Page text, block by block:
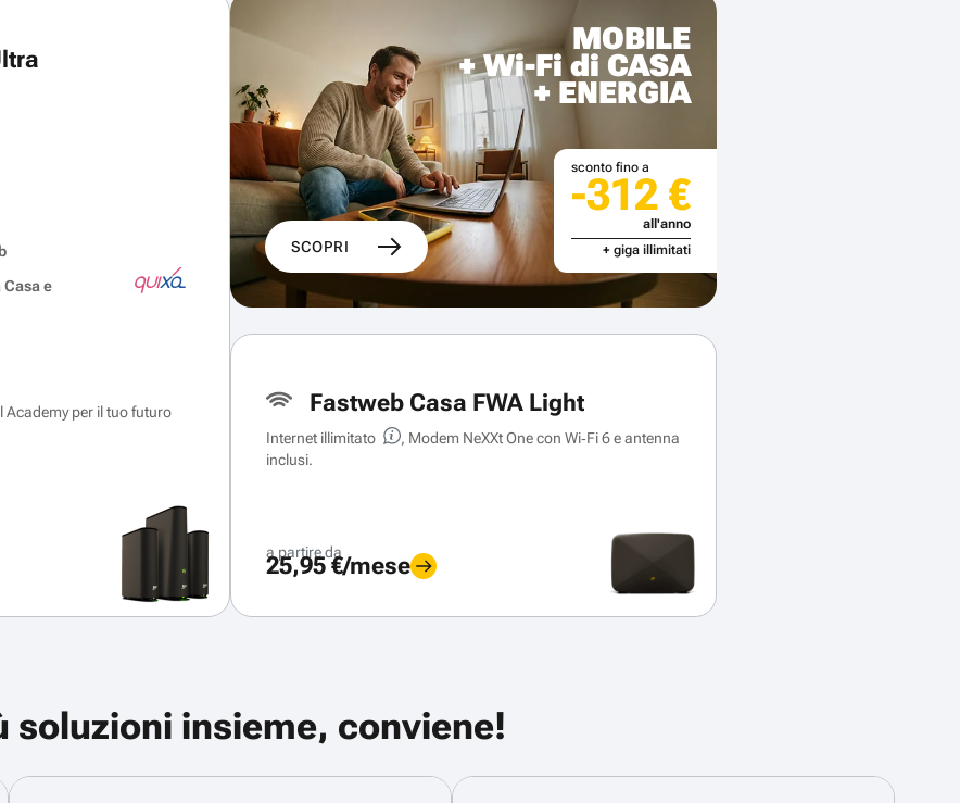
e
Academy per il tuo futuro
MOBILE
+ Wi-Fi di CASA
+ ENERGIA
SCOPRI
sconto fino a
-312 €
all'anno
+ giga illimitati
Fastweb Casa FWA Light
Internet illimitato
, Modem NeXXt One con Wi‑Fi 6 e antenna
inclusi.
a partire da
25,95 €/mese
soluzioni insieme, conviene!